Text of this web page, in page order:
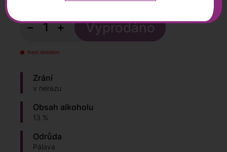
− +
Není skladem
Zrání
v nerezu
Obsah alkoholu
13 %
Odrůda
Pálava